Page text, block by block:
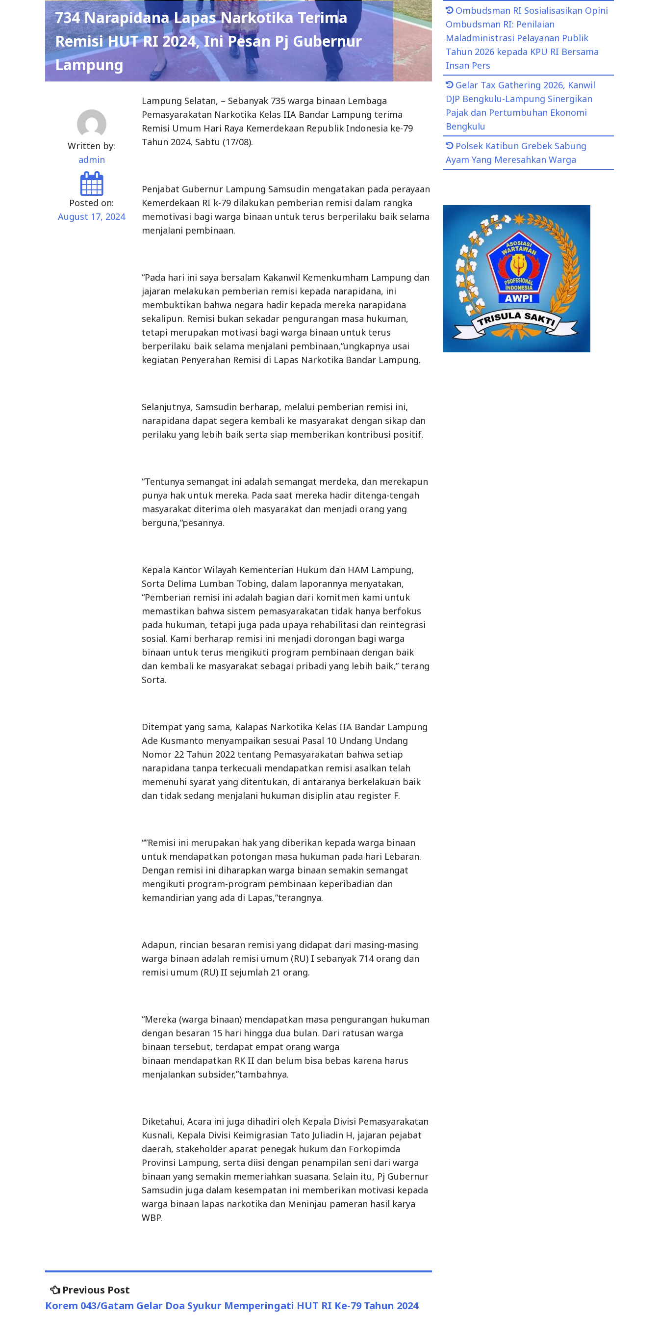
734 Narapidana Lapas Narkotika Terima
Remisi HUT RI 2024, Ini Pesan Pj Gubernur
Lampung
Written by:
admin
Posted on:
August 17, 2024
Lampung Selatan, – Sebanyak 735 warga binaan Lembaga
Pemasyarakatan Narkotika Kelas IIA Bandar Lampung terima
Remisi Umum Hari Raya Kemerdekaan Republik Indonesia ke-79
Tahun 2024, Sabtu (17/08).
Penjabat Gubernur Lampung Samsudin mengatakan pada perayaan
Kemerdekaan RI k-79 dilakukan pemberian remisi dalam rangka
memotivasi bagi warga binaan untuk terus berperilaku baik selama
menjalani pembinaan.
“Pada hari ini saya bersalam Kakanwil Kemenkumham Lampung dan
jajaran melakukan pemberian remisi kepada narapidana, ini
membuktikan bahwa negara hadir kepada mereka narapidana
sekalipun. Remisi bukan sekadar pengurangan masa hukuman,
tetapi merupakan motivasi bagi warga binaan untuk terus
berperilaku baik selama menjalani pembinaan,”ungkapnya usai
kegiatan Penyerahan Remisi di Lapas Narkotika Bandar Lampung.
Selanjutnya, Samsudin berharap, melalui pemberian remisi ini,
narapidana dapat segera kembali ke masyarakat dengan sikap dan
perilaku yang lebih baik serta siap memberikan kontribusi positif.
“Tentunya semangat ini adalah semangat merdeka, dan merekapun
punya hak untuk mereka. Pada saat mereka hadir ditenga-tengah
masyarakat diterima oleh masyarakat dan menjadi orang yang
berguna,”pesannya.
Kepala Kantor Wilayah Kementerian Hukum dan HAM Lampung,
Sorta Delima Lumban Tobing, dalam laporannya menyatakan,
“Pemberian remisi ini adalah bagian dari komitmen kami untuk
memastikan bahwa sistem pemasyarakatan tidak hanya berfokus
pada hukuman, tetapi juga pada upaya rehabilitasi dan reintegrasi
sosial. Kami berharap remisi ini menjadi dorongan bagi warga
binaan untuk terus mengikuti program pembinaan dengan baik
dan kembali ke masyarakat sebagai pribadi yang lebih baik,” terang
Sorta.
Ditempat yang sama, Kalapas Narkotika Kelas IIA Bandar Lampung
Ade Kusmanto menyampaikan sesuai Pasal 10 Undang Undang
Nomor 22 Tahun 2022 tentang Pemasyarakatan bahwa setiap
narapidana tanpa terkecuali mendapatkan remisi asalkan telah
memenuhi syarat yang ditentukan, di antaranya berkelakuan baik
dan tidak sedang menjalani hukuman disiplin atau register F.
“”Remisi ini merupakan hak yang diberikan kepada warga binaan
untuk mendapatkan potongan masa hukuman pada hari Lebaran.
Dengan remisi ini diharapkan warga binaan semakin semangat
mengikuti program-program pembinaan keperibadian dan
kemandirian yang ada di Lapas,”terangnya.
Adapun, rincian besaran remisi yang didapat dari masing-masing
warga binaan adalah remisi umum (RU) I sebanyak 714 orang dan
remisi umum (RU) II sejumlah 21 orang.
“Mereka (warga binaan) mendapatkan masa pengurangan hukuman
dengan besaran 15 hari hingga dua bulan. Dari ratusan warga
binaan tersebut, terdapat empat orang warga
binaan mendapatkan RK II dan belum bisa bebas karena harus
menjalankan subsider,”tambahnya.
Diketahui, Acara ini juga dihadiri oleh Kepala Divisi Pemasyarakatan
Kusnali, Kepala Divisi Keimigrasian Tato Juliadin H, jajaran pejabat
daerah, stakeholder aparat penegak hukum dan Forkopimda
Provinsi Lampung, serta diisi dengan penampilan seni dari warga
binaan yang semakin memeriahkan suasana. Selain itu, Pj Gubernur
Samsudin juga dalam kesempatan ini memberikan motivasi kepada
warga binaan lapas narkotika dan Meninjau pameran hasil karya
WBP.
PostPrevious Post
post:
Korem 043/Gatam Gelar Doa Syukur Memperingati HUT RI Ke-79 Tahun 2024
Ombudsman RI Sosialisasikan Opini
Ombudsman RI: Penilaian
Maladministrasi Pelayanan Publik
Tahun 2026 kepada KPU RI Bersama
Insan Pers
Gelar Tax Gathering 2026, Kanwil
DJP Bengkulu-Lampung Sinergikan
Pajak dan Pertumbuhan Ekonomi
Bengkulu
Polsek Katibun Grebek Sabung
Ayam Yang Meresahkan Warga